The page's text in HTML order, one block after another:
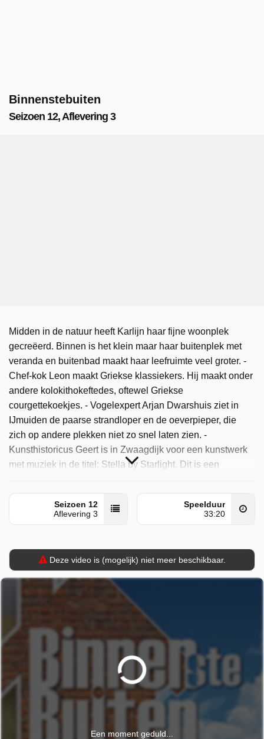
Binnenstebuiten
Seizoen 12, Aflevering 3
Midden in de natuur heeft Karlijn haar fijne woonplek
gecreëerd. Binnen is het klein maar haar buitenplek met
veranda en buitenbad maakt haar leefruimte veel groter. -
Chef-kok Leon maakt Griekse klassiekers. Hij maakt onder
andere kolokithokeftedes, oftewel Griekse
courgettekoekjes. - Vogelexpert Arjan Dwarshuis ziet in
IJmuiden de paarse strandloper en de oeverpieper, die
zich op andere plekken niet zo snel laten zien. -
Kunsthistoricus Geert is in Zwaagdijk voor een kunstwerk
met muziek in de titel: Stella by Starlight. Dit is een
jazzy nummer voor onderweg.
Binnenstebuiten is door NPO 2 uitgezonden op woensdag
Seizoen 12
Aflevering 3
Speelduur
33:20
Deze video is (mogelijk) niet meer beschikbaar.
Een moment geduld...